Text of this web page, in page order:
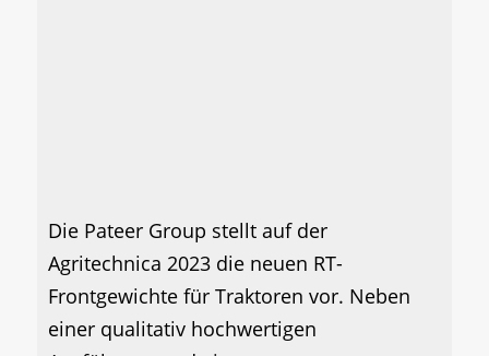
Die Pateer Group stellt auf der
Agritechnica 2023 die neuen RT-
Frontgewichte für Traktoren vor. Neben
einer qualitativ hochwertigen